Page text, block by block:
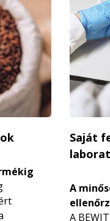
Saját
A
A